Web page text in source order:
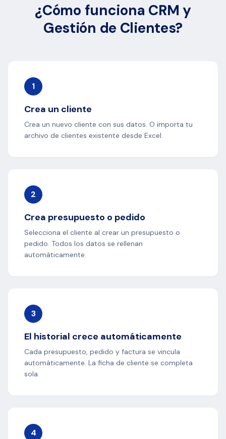
¿Cómo funciona CRM y
Gestión de Clientes?
1
Crea un cliente
Crea un nuevo cliente con sus datos. O importa tu
archivo de clientes existente desde Excel.
2
Crea presupuesto o pedido
Selecciona el cliente al crear un presupuesto o
pedido. Todos los datos se rellenan
automáticamente.
3
El historial crece automáticamente
Cada presupuesto, pedido y factura se vincula
automáticamente. La ficha de cliente se completa
sola.
4